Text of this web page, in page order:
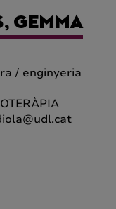
GEMMA
/ enginyeria